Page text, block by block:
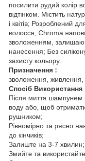
посилити рудий колір
відтінком. Містить
і квітів; Розроблений
волосся; Chroma
зволоженням,
нанесення; Без
захисту кольору.
Призначення :
зволоження, живлення,
Спосіб Використання
Після миття шампунем
воду або, щоб
рушником;
Рівномірно та рясно
до кінчиків;
Залиште на 3-7 хвилин;
Змийте та